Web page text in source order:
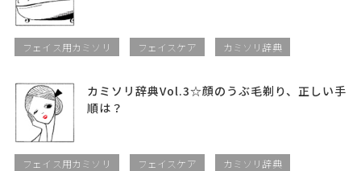
フェイス用カミソリ フェイスケア カミソリ辞典
カミソリ辞典Vol.3☆顔のうぶ毛剃り、正しい手
順は？
フェイス用カミソリ フェイスケア カミソリ辞典